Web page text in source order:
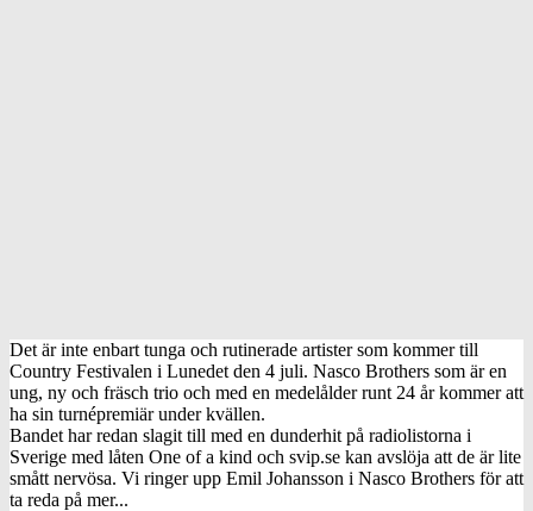
Det är inte enbart tunga och rutinerade artister som kommer till
Country Festivalen i Lunedet den 4 juli. Nasco Brothers som är en
ung, ny och fräsch trio och med en medelålder runt 24 år kommer att
ha sin turnépremiär under kvällen.
Bandet har redan slagit till med en dunderhit på radiolistorna i
Sverige med låten One of a kind och svip.se kan avslöja att de är lite
smått nervösa. Vi ringer upp Emil Johansson i Nasco Brothers för att
ta reda på mer...